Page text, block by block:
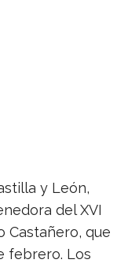
y León,
del XVI
Castañero, que
febrero. Los